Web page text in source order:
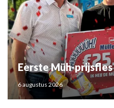
Eerste Müh-
6 augustus 2026